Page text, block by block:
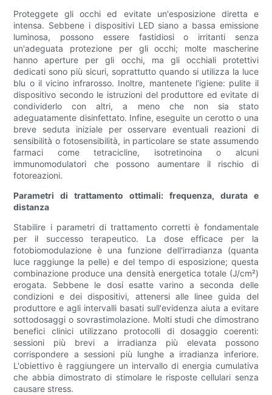
Proteggete gli occhi ed evitate un'esposizione diretta e
intensa. Sebbene i dispositivi LED siano a bassa emissione
luminosa, possono essere fastidiosi o irritanti senza
un'adeguata protezione per gli occhi; molte mascherine
hanno aperture per gli occhi, ma gli occhiali protettivi
dedicati sono più sicuri, soprattutto quando si utilizza la luce
blu o il vicino infrarosso. Inoltre, mantenete l'igiene: pulite il
dispositivo secondo le istruzioni del produttore ed evitate di
condividerlo con altri, a meno che non sia stato
adeguatamente disinfettato. Infine, eseguite un cerotto o una
breve seduta iniziale per osservare eventuali reazioni di
sensibilità o fotosensibilità, in particolare se state assumendo
farmaci come tetracicline, isotretinoina o alcuni
immunomodulatori che possono aumentare il rischio di
fotoreazioni.
Parametri di trattamento ottimali: frequenza, durata e
distanza
Stabilire i parametri di trattamento corretti è fondamentale
per il successo terapeutico. La dose efficace per la
fotobiomodulazione è una funzione dell'irradianza (quanta
luce raggiunge la pelle) e del tempo di esposizione; questa
combinazione produce una densità energetica totale (J/cm²)
erogata. Sebbene le dosi esatte varino a seconda delle
condizioni e dei dispositivi, attenersi alle linee guida del
produttore e agli intervalli basati sull'evidenza aiuta a evitare
sottodosaggi o sovrastimolazione. Molti studi che dimostrano
benefici clinici utilizzano protocolli di dosaggio coerenti:
sessioni più brevi a irradianza più elevata possono
corrispondere a sessioni più lunghe a irradianza inferiore.
L'obiettivo è raggiungere un intervallo di energia cumulativa
che abbia dimostrato di stimolare le risposte cellulari senza
causare stress.